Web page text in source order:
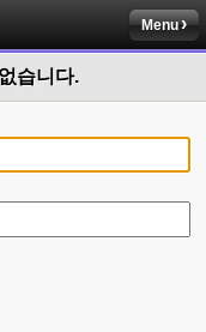
Menu
습니다.